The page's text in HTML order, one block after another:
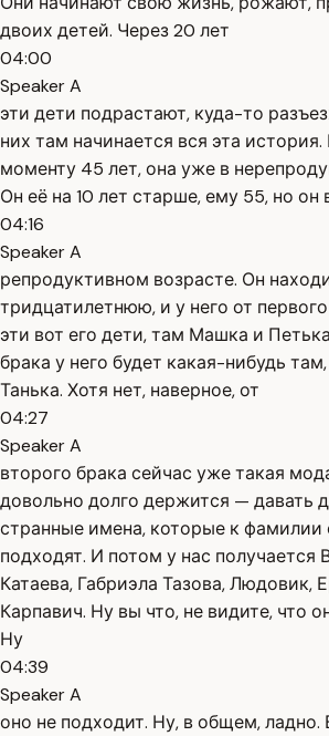
двоих детей. Через 20 лет
04:00
Speaker A
эти дети подрастают, куда-то
них там начинается вся эта
моменту 45 лет, она уже в
Он её на 10 лет старше, ему 55, но он
04:16
Speaker A
репродуктивном возрасте. Он
тридцатилетнюю, и у него от
эти вот его дети, там Машка и
брака у него будет какая-нибудь
Танька. Хотя нет, наверное, от
04:27
Speaker A
второго брака сейчас уже такая
довольно долго держится — давать
странные имена, которые к фамилии
подходят. И потом у нас получается
Катаева, Габриэла Тазова, Людовик,
Карпавич. Ну вы что, не видите, что
Ну
04:39
Speaker A
оно не подходит. Ну, в общем, ладно.